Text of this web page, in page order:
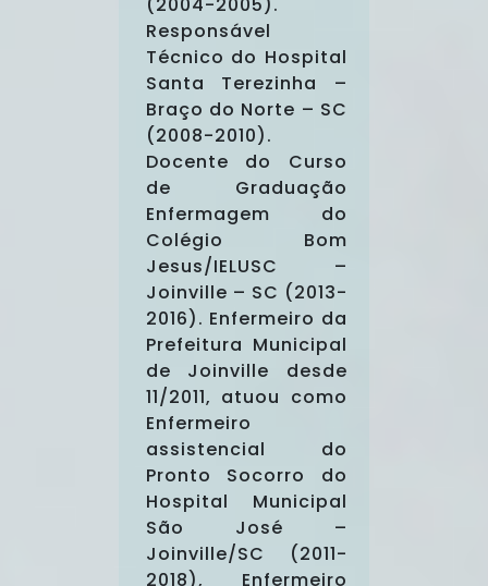
(2004-2005).
Responsável
Técnico do Hospital
Santa Terezinha –
Braço do Norte – SC
(2008-2010).
Docente do Curso
de Graduação
Enfermagem do
Colégio Bom
Jesus/IELUSC –
Joinville – SC (2013-
2016). Enfermeiro da
Prefeitura Municipal
de Joinville desde
11/2011, atuou como
Enfermeiro
assistencial do
Pronto Socorro do
Hospital Municipal
São José –
Joinville/SC (2011-
2018), Enfermeiro